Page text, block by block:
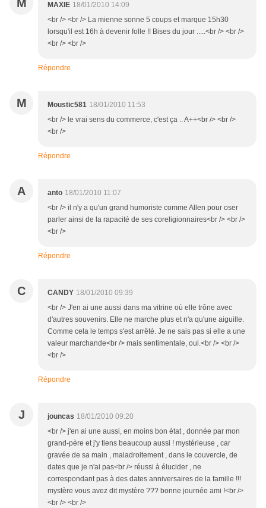
M MAXIE 18/01/2010 14:09
<br /> <br /> La mienne sonne 5 coups et marque 15h30
lorsqu'il est 16h à devenir folle !! Bises du jour .....<br /> <br />
<br /> <br />
Répondre
M Moustic581 18/01/2010 11:53
<br /> le vrai sens du commerce, c'est ça .. A++<br /> <br />
<br />
Répondre
A anto 18/01/2010 11:07
<br /> il n'y a qu'un grand humoriste comme Allen pour oser
parler ainsi de la rapacité de ses coreligionnaires<br /> <br />
<br />
Répondre
C CANDY 18/01/2010 09:39
<br /> J'en ai une aussi dans ma vitrine où elle trône avec
d'autres souvenirs. Elle ne marche plus et n'a qu'une aiguille.
Comme cela le temps s'est arrêté. Je ne sais pas si elle a une
valeur marchande<br /> mais sentimentale, oui.<br /> <br />
<br />
Répondre
J jouncas 18/01/2010 09:20
<br /> j'en ai une aussi, en moins bon état , donnée par mon
grand-père et j'y tiens beaucoup aussi ! mystérieuse , car
gravée de sa main , maladroitement , dans le couvercle, de
dates que je n'ai pas<br /> réussi à élucider , ne
correspondant pas à des dates anniversaires de la famille !!!
mystère vous avez dit mystère ??? bonne journée ami !<br />
<br /> <br />